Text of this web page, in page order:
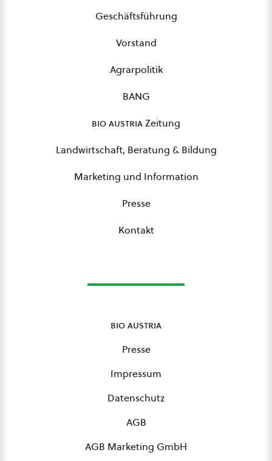
Geschäftsführung
Vorstand
Agrarpolitik
BANG
bio austriaZeitung
Landwirtschaft, Beratung & Bildung
Marketing und Information
Presse
Kontakt
bio austria
Presse
Impressum
Datenschutz
AGB
AGB Marketing GmbH